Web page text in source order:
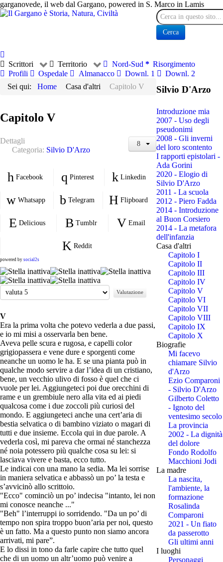
garganovede, il web dal Gargano, powered in S. Marco in Lamis
Cerca
Cerca
Scrittori Territorio Nord-Sud
Risorgimento
Profili
Ospedale Almanacco Downl. 1
Downl. 2
Sei qui:
Home Casa d'altri Capitolo V
Capitolo V
Dettagli
Categoria: Silvio D'Arzo
Facebook Pinterest Linkedin
Whatsapp Telegram Flipboard
Delicious Tumblr Email
Reddit
powered by social2s
Valuta
V
Era la prima volta che potevo vederla a due passi,
e io mi misi a osservarla ben bene.
Aveva pelle scura e rugosa, e capelli color
grigiopassera e vene dure e sporgenti come
neanche un uomo le ha. E se una pianta può in
qualche modo servire a dar l’idea di un cristiano,
bene, un vecchio ulivo di fosso è quel che ci
vuole per lei. Aggiungeteci poi due orecchini di
rame e un grembiule nero alla vita ed ai piedi
qualcosa come i due zoccoli più curiosi del
mondo. E aggiungeteci anche una cert’aria di
bestia selvatica o di bambino viziato o magari di
tutti e due insieme. Eccola qui in due parole. A
vederla così, mi pareva che ormai né stanchezza
né noia potessero più qualche cosa su lei: si
lasciava vivere e basta, ecco tutto.
Le indicai con una mano la sedia. Ma lei sorrise
in maniera selvatica e abbassò un po’ la testa e
s’avvicinò allo scrittoio.
"Ecco" cominciò un po’ indecisa "intanto, lei non
mi conosce neanche ..."
"Beh" l’interruppi io sorridendo. "Da un po’ di
tempo non spira troppo buon’aria per noi, questo
è un fatto. Ma a questo punto non siamo ancora
arrivati, mi pare”.
E lo dissi in tono da farle capire che tutto quel
che di un uomo un altr’uomo può venire a
Silvio D'Arzo
Introduzione mia
2007 - Uso degli
pseudonimi
2008 - Gli inverni
del loro scontento
I rapporti epistolari -
Ada Gorini
2020 - Elogio di
Silvio D'Arzo
2011 - La scuola
2012 - Piero Fadda
2014 - Introduzione
al Buon Corsiero
2014 - La metafora
dell'infanzia
Casa d'altri
Capitolo I
Capitolo II
Capitolo III
Capitolo IV
Capitolo V
Capitolo VI
Capitolo VII
Capitolo VIII
Capitolo IX
Capitolo X
Biografie
Mi facevo
chiamare Silvio
d'Arzo
Ezio Comparoni
- Silvio D'Arzo
Gilberto Coletto
- Ignoto del
ventesimo secolo
La provincia
2002 - La dignità
del dolore
Fondo Rodolfo
Macchioni Jodi
La madre
La nascita,
l'ambiente, la
formazione
Rosalinda
Comparoni
2021 - Un fiato
da passerotto
Gli ultimi anni
I luoghi
Personaggi